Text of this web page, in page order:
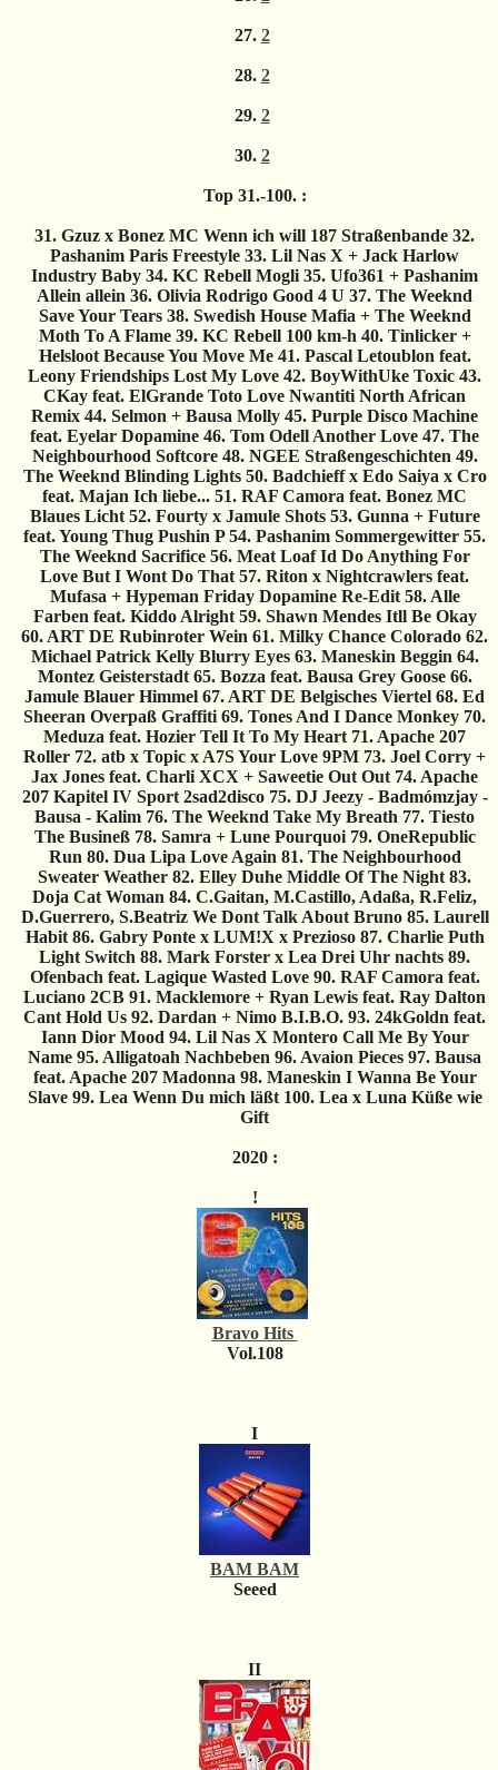
27. 2
28. 2
29. 2
30. 2
Top 31.-100. :
31. Gzuz x Bonez MC Wenn ich will 187 Straßenbande 32.
Pashanim Paris Freestyle 33. Lil Nas X + Jack Harlow
Industry Baby 34. KC Rebell Mogli 35. Ufo361 + Pashanim
Allein allein 36. Olivia Rodrigo Good 4 U 37. The Weeknd
Save Your Tears 38. Swedish House Mafia + The Weeknd
Moth To A Flame 39. KC Rebell 100 km-h 40. Tinlicker +
Helsloot Because You Move Me 41. Pascal Letoublon feat.
Leony Friendships Lost My Love 42. BoyWithUke Toxic 43.
CKay feat. ElGrande Toto Love Nwantiti North African
Remix 44. Selmon + Bausa Molly 45. Purple Disco Machine
feat. Eyelar Dopamine 46. Tom Odell Another Love 47. The
Neighbourhood Softcore 48. NGEE Straßengeschichten 49.
The Weeknd Blinding Lights 50. Badchieff x Edo Saiya x Cro
feat. Majan Ich liebe... 51. RAF Camora feat. Bonez MC
Blaues Licht 52. Fourty x Jamule Shots 53. Gunna + Future
feat. Young Thug Pushin P 54. Pashanim Sommergewitter 55.
The Weeknd Sacrifice 56. Meat Loaf Id Do Anything For
Love But I Wont Do That 57. Riton x Nightcrawlers feat.
Mufasa + Hypeman Friday Dopamine Re-Edit 58. Alle
Farben feat. Kiddo Alright 59. Shawn Mendes Itll Be Okay
60. ART DE Rubinroter Wein 61. Milky Chance Colorado 62.
Michael Patrick Kelly Blurry Eyes 63. Maneskin Beggin 64.
Montez Geisterstadt 65. Bozza feat. Bausa Grey Goose 66.
Jamule Blauer Himmel 67. ART DE Belgisches Viertel 68. Ed
Sheeran Overpaß Graffiti 69. Tones And I Dance Monkey 70.
Meduza feat. Hozier Tell It To My Heart 71. Apache 207
Roller 72. atb x Topic x A7S Your Love 9PM 73. Joel Corry +
Jax Jones feat. Charli XCX + Saweetie Out Out 74. Apache
207 Kapitel IV Sport 2sad2disco 75. DJ Jeezy - Badmómzjay -
Bausa - Kalim 76. The Weeknd Take My Breath 77. Tiesto
The Busineß 78. Samra + Lune Pourquoi 79. OneRepublic
Run 80. Dua Lipa Love Again 81. The Neighbourhood
Sweater Weather 82. Elley Duhe Middle Of The Night 83.
Doja Cat Woman 84. C.Gaitan, M.Castillo, Adaßa, R.Feliz,
D.Guerrero, S.Beatriz We Dont Talk About Bruno 85. Laurell
Habit 86. Gabry Ponte x LUM!X x Prezioso 87. Charlie Puth
Light Switch 88. Mark Forster x Lea Drei Uhr nachts 89.
Ofenbach feat. Lagique Wasted Love 90. RAF Camora feat.
Luciano 2CB 91. Macklemore + Ryan Lewis feat. Ray Dalton
Cant Hold Us 92. Dardan + Nimo B.I.B.O. 93. 24kGoldn feat.
Iann Dior Mood 94. Lil Nas X Montero Call Me By Your
Name 95. Alligatoah Nachbeben 96. Avaion Pieces 97. Bausa
feat. Apache 207 Madonna 98. Maneskin I Wanna Be Your
Slave 99. Lea Wenn Du mich läßt 100. Lea x Luna Küße wie
Gift
2020 :
!
Bravo Hits
Vol.108
I
BAM BAM
Seeed
II